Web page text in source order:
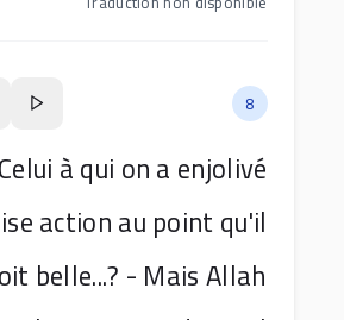
8
à qui on a enjolivé
action au point qu'il
belle...? - Mais Allah